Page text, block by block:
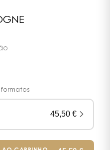
45,50€